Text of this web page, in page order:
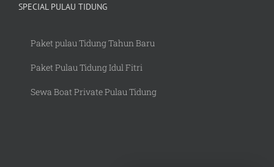
SPECIAL PULAU TIDUNG
Paket pulau Tidung Tahun Baru
Paket Pulau Tidung Idul Fitri
Sewa Boat Private Pulau Tidung